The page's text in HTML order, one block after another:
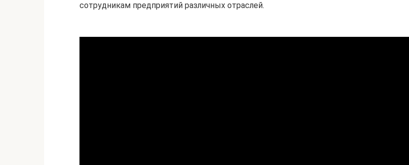
сотрудникам предприятий различных отраслей.